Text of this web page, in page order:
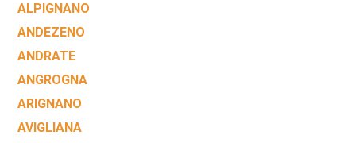
ALPIGNANO
ANDEZENO
ANDRATE
ANGROGNA
ARIGNANO
AVIGLIANA